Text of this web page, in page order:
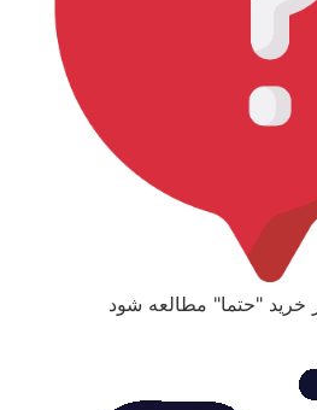
خرید "حتما" مطالعه شود